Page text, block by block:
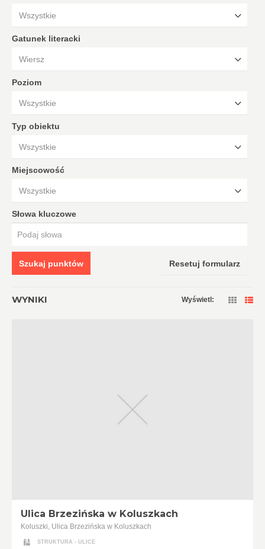
Wszystkie
Gatunek literacki
Wiersz
Poziom
Wszystkie
Typ obiektu
Wszystkie
Miejscowość
Wszystkie
Słowa kluczowe
Szukaj punktów Resetuj formularz
WYNIKI Wyświetl:
Ulica Brzezińska w Koluszkach
Koluszki, Ulica Brzezińska w Koluszkach
STRUKTURA - ULICE